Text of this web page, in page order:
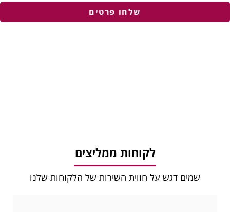
שלחו פרטים
לקוחות ממליצים
שמים דגש על חווית השירות של הלקוחות שלנו